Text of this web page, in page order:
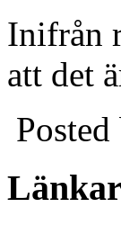
Inifrån
att det
Länkar